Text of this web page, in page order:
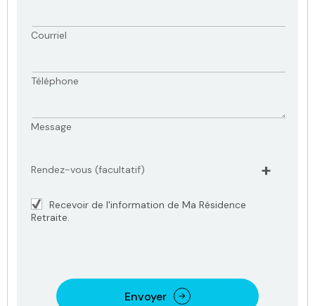
Courriel
Téléphone
Message
Rendez-vous (facultatif)
Recevoir de l'information de Ma Résidence
Retraite.
Envoyer